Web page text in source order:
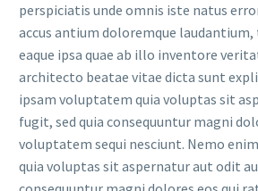
perspiciatis unde omnis iste natus
accus antium doloremque
eaque ipsa quae ab illo inventore
architecto beatae vitae dicta sunt
ipsam voluptatem quia voluptas sit
fugit, sed quia consequuntur magni
voluptatem sequi nesciunt. Nemo
quia voluptas sit aspernatur aut odit